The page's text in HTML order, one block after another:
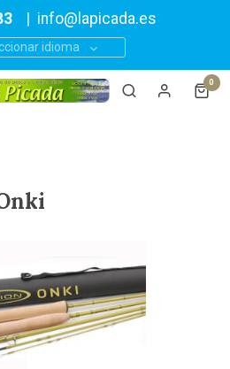
info@lapicada.es
idioma
0